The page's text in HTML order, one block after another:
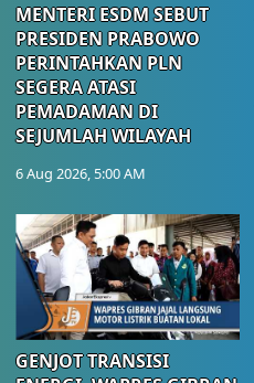
MENTERI ESDM SEBUT
PRESIDEN PRABOWO
PERINTAHKAN PLN
SEGERA ATASI
PEMADAMAN DI
SEJUMLAH WILAYAH
6 Aug 2026, 5:00 AM
GENJOT TRANSISI